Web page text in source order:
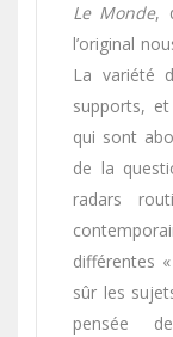
Le Monde,
l’original
La variété
supports,
qui sont
de la
radars
différentes
sûr les
pensée